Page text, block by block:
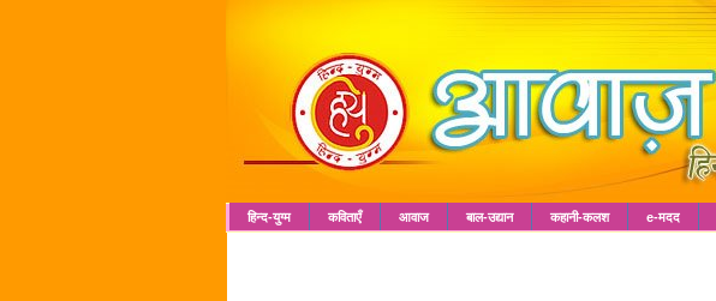
हिन्द-युग्म कविताएँ आवाज बाल-उद्यान कहानी-कलश e-मदद